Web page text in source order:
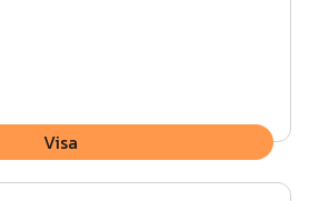
Visa